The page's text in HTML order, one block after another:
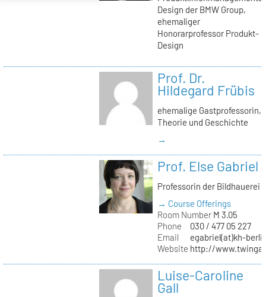
Design der BMW Group,
ehemaliger
Honorarprofessor Produkt-
Design
Prof. Dr.
Hildegard Frübis
ehemalige Gastprofessorin,
Theorie und Geschichte
→
Prof. Else Gabriel
Professorin der Bildhauerei
→ Course Offerings
Room NumberM 3.05
Phone
030 / 477 05 227
Email
egabriel(at)kh-
Website http://
Luise-Caroline
Gall